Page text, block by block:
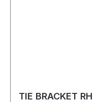
TIE BRACKET RH